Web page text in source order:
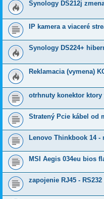
Synology DS212j
IP kamera a viaceré
Synology DS224+
Reklamacia (vymena)
otrhnuty konektor
Stratený Pcie kábel od
Lenovo Thinkbook 14 -
MSI Aegis 034eu bios
zapojenie RJ45 - RS232